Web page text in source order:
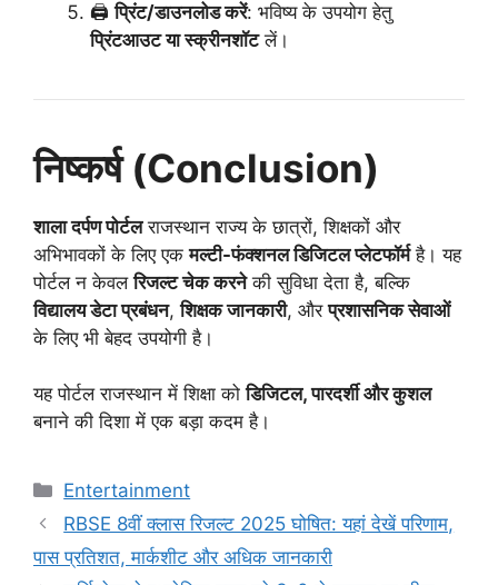
🖨️प्रिंट/डाउनलोड करें: भविष्य के उपयोग हेतु
प्रिंटआउट या स्क्रीनशॉटलें।
निष्कर्ष (Conclusion)
शाला दर्पण पोर्टलराजस्थान राज्य के छात्रों, शिक्षकों और
अभिभावकों के लिए एकमल्टी-फंक्शनल डिजिटल प्लेटफॉर्महै। यह
पोर्टल न केवलरिजल्ट चेक करनेकी सुविधा देता है, बल्कि
विद्यालय डेटा प्रबंधन,शिक्षक जानकारी, औरप्रशासनिक सेवाओं
के लिए भी बेहद उपयोगी है।
यह पोर्टल राजस्थान में शिक्षा कोडिजिटल, पारदर्शी और कुशल
बनाने की दिशा में एक बड़ा कदम है।
C
a
e
Entertainment
RBSE 8वीं क्लास रिजल्ट 2025 घोषित: यहां देखें परिणाम,
पास प्रतिशत, मार्कशीट और अधिक जानकारी